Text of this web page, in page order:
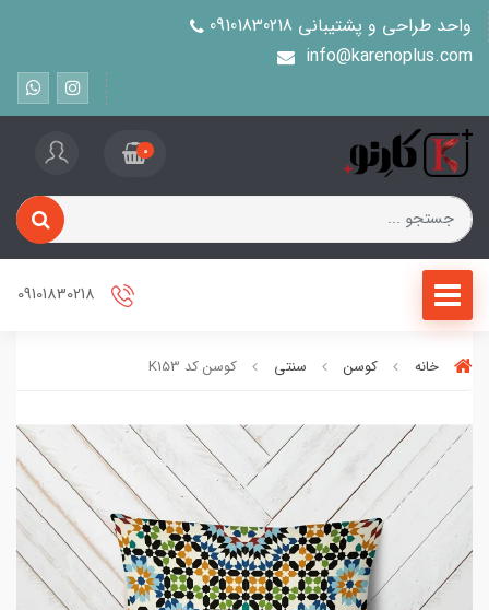
واحد طراحی و پشتیبانی 09101830218
info@karenoplus.com
0
خانه کوسن سنتی کوسن کد K153